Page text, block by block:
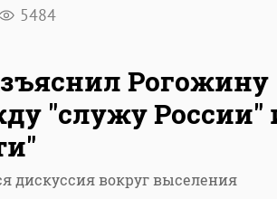
5484
Рогожину
"служу России"
дискуссия вокруг выселения